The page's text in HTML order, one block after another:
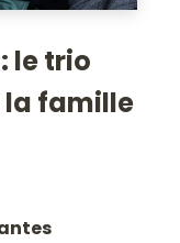
le trio
famille